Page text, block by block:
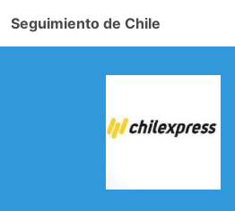
Seguimiento de Chile